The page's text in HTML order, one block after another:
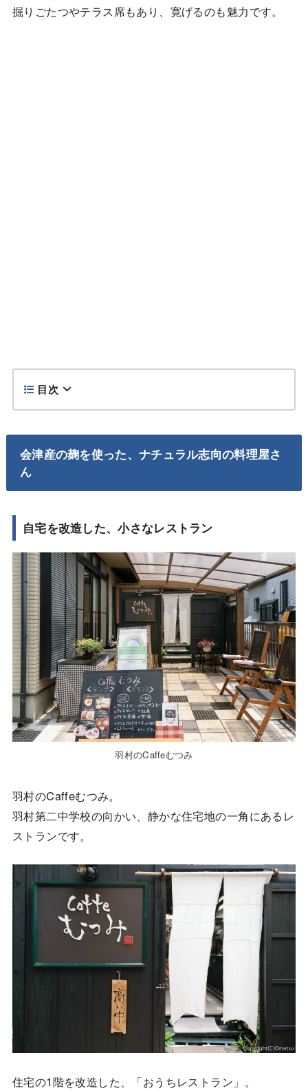
掘りごたつやテラス席もあり、寛げるのも魅力です。
目次
会津産の麹を使った、ナチュラル志向の料理屋さ
ん
自宅を改造した、小さなレストラン
羽村のCaffeむつみ
羽村のCaffeむつみ。
羽村第二中学校の向かい、静かな住宅地の一角にあるレ
ストランです。
住宅の1階を改造した、「おうちレストラン」。